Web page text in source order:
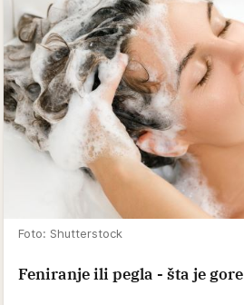
Foto: Shutterstock
Feniranje ili pegla - šta je gore